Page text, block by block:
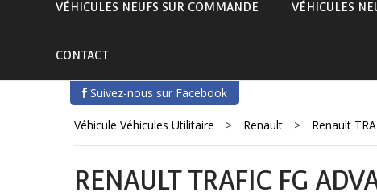
VÉHICULES NEUFS SUR COMMANDE VÉHICULES
CONTACT
Suivez-nous sur Facebook
Véhicule Véhicules Utilitaire > Renault > Renault
RENAULT TRAFIC FG